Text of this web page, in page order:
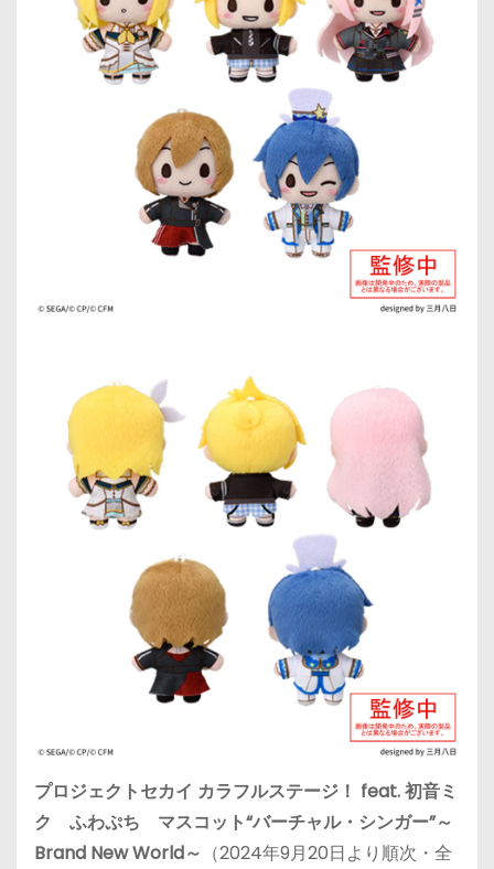
プロジェクトセカイ カラフルステージ！ feat. 初音ミ
ク ふわぷち マスコット“バーチャル・シンガー”～
Brand New World～ （2024年9月20日より順次・全